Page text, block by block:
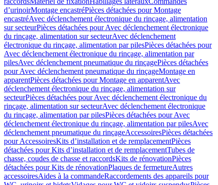
dʼurinoirMontage encastréPièces détachées pour Montage
encastréAvec déclenchement électronique du rinçage, alimentation
sur secteurPièces détachées pour Avec déclenchement électronique
du rinçage, alimentation sur secteurAvec déclenchement
électronique du rinçage, alimentation par pilesPièces détachées pour
Avec déclenchement électronique du rinçage, alimentation par
pilesAvec déclenchement pneumatique du rinçagePièces détachées
pour Avec déclenchement pneumatique du rinçageMontage en
apparentPièces détachées pour Montage en apparentAvec
déclenchement électronique du rinçage, alimentation sur
secteurPièces détachées pour Avec déclenchement électronique du
rinçage, alimentation sur secteurAvec déclenchement électronique
du rinçage, alimentation par pilesPièces détachées pour Avec
déclenchement électronique du rinçage, alimentation par pilesAvec
déclenchement pneumatique du rinçageAccessoiresPièces détachées
pour AccessoiresKits d’installation et de remplacementPièces
détachées pour Kits d’installation et de remplacementTubes de
chasse, coudes de chasse et raccordsKits de rénovationPièces
détachées pour Kits de rénovationPlaques de fermetureAutres
accessoiresAides à la commandeRaccordements des appareils pour